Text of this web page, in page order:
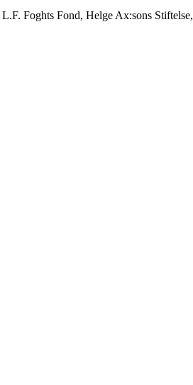
Foghts Fond, Helge Ax:sons